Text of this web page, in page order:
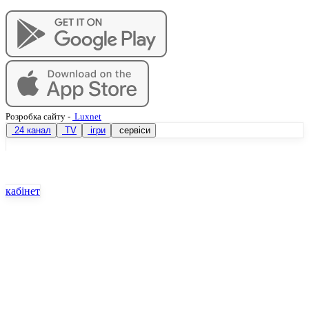
Розробка сайту - Luxnet
24 канал
TV ігри сервіси
кабінет